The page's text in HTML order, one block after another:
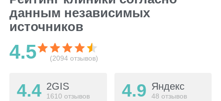
данным независимых
источников
4.5 (2094 отзывов)
4.4 2GIS
1610 отзывов 4.9 Яндекс
48 отзывов